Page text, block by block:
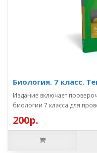
Биология. 7 класс.
Издание включает
биологии 7 класса для
200р.